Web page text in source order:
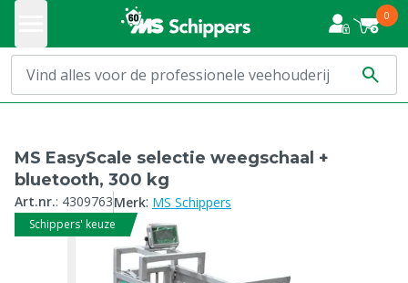
0
MS EasyScale selectie weegschaal +
bluetooth, 300 kg
Art.nr.: 4309763Merk: MS Schippers
Schippers' keuze